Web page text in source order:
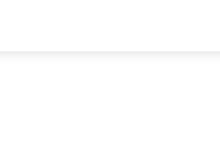
a tom-tom stúdióban rögzítettük”